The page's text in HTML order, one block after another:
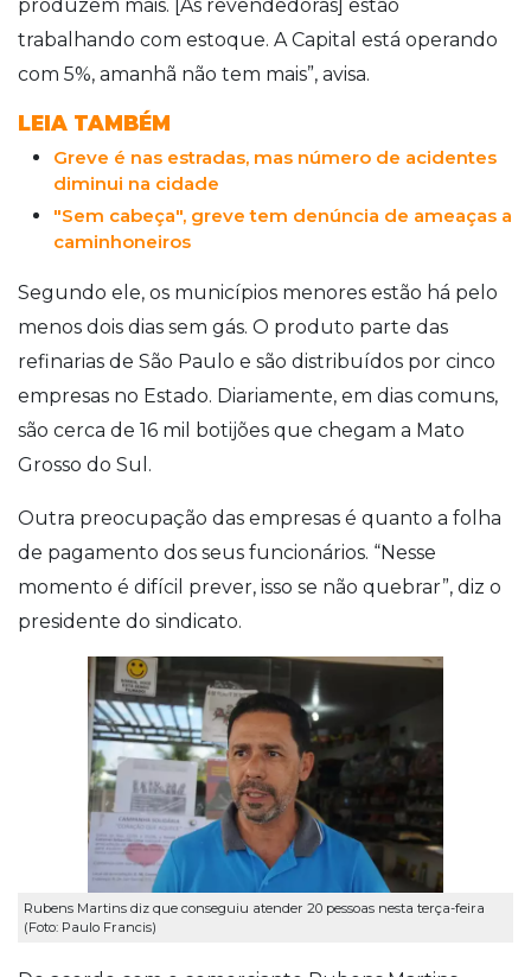
produzem mais. [As revendedoras] estão
trabalhando com estoque. A Capital está operando
com 5%, amanhã não tem mais”, avisa.
LEIA TAMBÉM
Greve é nas estradas, mas número de acidentes
diminui na cidade
"Sem cabeça", greve tem denúncia de ameaças a
caminhoneiros
Segundo ele, os municípios menores estão há pelo
menos dois dias sem gás. O produto parte das
refinarias de São Paulo e são distribuídos por cinco
empresas no Estado. Diariamente, em dias comuns,
são cerca de 16 mil botijões que chegam a Mato
Grosso do Sul.
Outra preocupação das empresas é quanto a folha
de pagamento dos seus funcionários. “Nesse
momento é difícil prever, isso se não quebrar”, diz o
presidente do sindicato.
Rubens Martins diz que conseguiu atender 20 pessoas nesta terça-feira
(Foto: Paulo Francis)